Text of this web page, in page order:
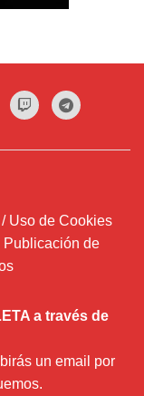
Uso de Cookies
de
a través de
un email por